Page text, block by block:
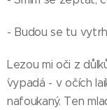
- Budou se tu
Lezou mi oči z
´vypadá - v očích
nafoukaný. Ten